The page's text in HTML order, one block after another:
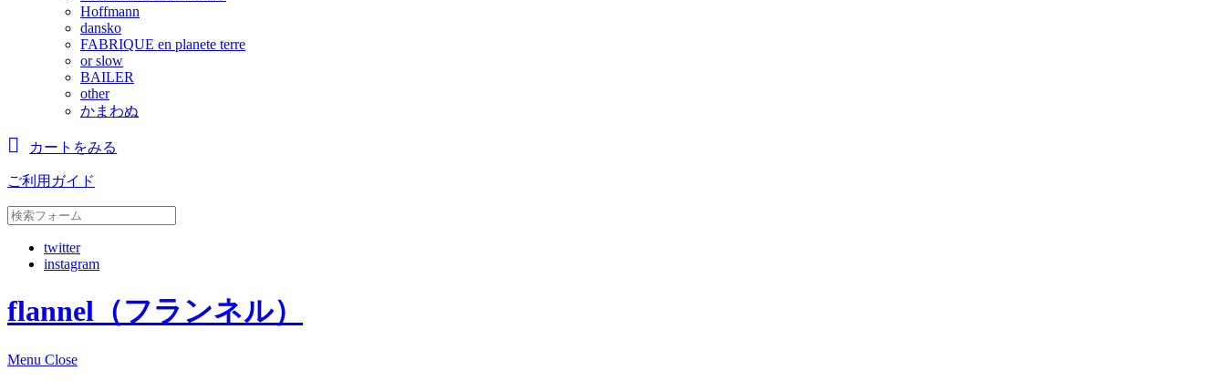
Hoffmann
dansko
FABRIQUE en planete terre
or slow
BAILER
other
かまわぬ
カートをみる
ご利用ガイド
twitter
instagram
flannel（フランネル）
Menu Close